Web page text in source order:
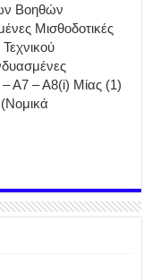
Βοηθών
Μισθοδοτικές
– Α7 – Α8(i) Μίας (1)